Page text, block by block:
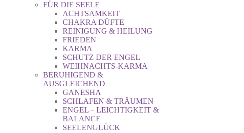
FÜR DIE SEELE
ACHTSAMKEIT
CHAKRA DÜFTE
REINIGUNG & HEILUNG
FRIEDEN
KARMA
SCHUTZ DER ENGEL
WEIHNACHTS-KARMA
BERUHIGEND &
AUSGLEICHEND
GANESHA
SCHLAFEN & TRÄUMEN
ENGEL – LEICHTIGKEIT &
BALANCE
SEELENGLÜCK